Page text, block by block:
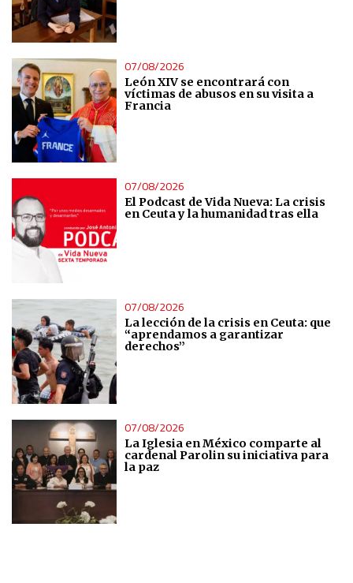
07/08/2026
León XIV se encontrará con
víctimas de abusos en su visita a
Francia
07/08/2026
El Podcast de Vida Nueva: La crisis
en Ceuta y la humanidad tras ella
07/08/2026
La lección de la crisis en Ceuta: que
“aprendamos a garantizar
derechos”
07/08/2026
La Iglesia en México comparte al
cardenal Parolin su iniciativa para
la paz